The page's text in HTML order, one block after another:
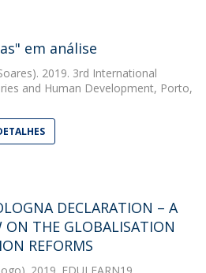
em análise
2019. 3rd International
and Human Development, Porto,
DECLARATION – A
ON THE GLOBALISATION
REFORMS